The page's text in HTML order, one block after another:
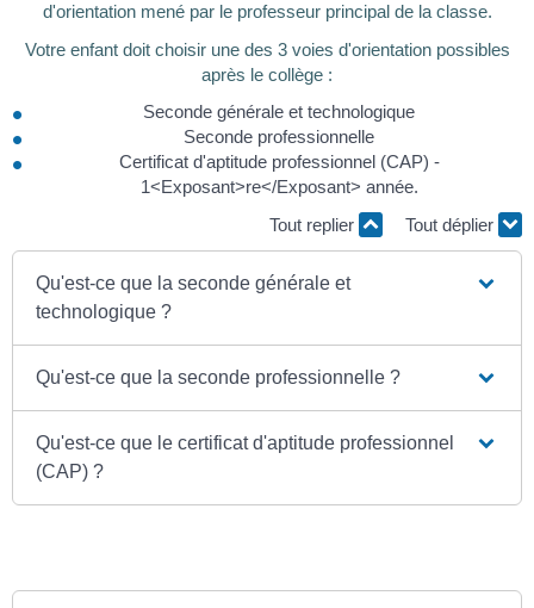
d'orientation mené par le professeur principal de la classe.
Votre enfant doit choisir une des 3 voies d'orientation possibles
après le collège :
Seconde générale et technologique
Seconde professionnelle
Certificat d'aptitude professionnel (CAP) -
1<Exposant>re</Exposant> année.
Tout replier
Tout déplier
Qu'est-ce que la seconde générale et
technologique ?
Qu'est-ce que la seconde professionnelle ?
Qu'est-ce que le certificat d'aptitude professionnel
(CAP) ?